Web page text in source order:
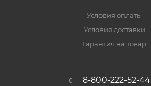
Условия оплаты
Условия доставки
Гарантия на товар
8-800-222-52-44